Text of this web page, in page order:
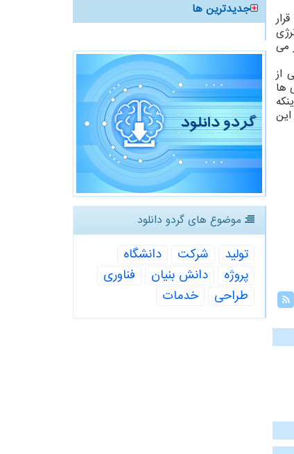
انرژی
می
یکی از
ها
جدیدترین ها
موضوع های گردو دانلود
تولید شركت
دانشگاه
پروژه
دانش بنیان
فناوری
طراحی
خدمات